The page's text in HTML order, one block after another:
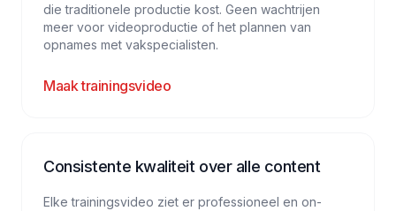
die traditionele productie kost. Geen wachtrijen
meer voor videoproductie of het plannen van
opnames met vakspecialisten.
Maak trainingsvideo
Consistente kwaliteit over alle content
Elke trainingsvideo ziet er professioneel en on-